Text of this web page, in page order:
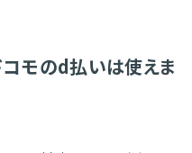
モのd払いは使えま